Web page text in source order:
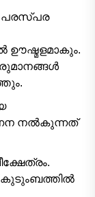
പരസ്പര
ഊഷ്മളമാകും.
നൽകുന്നത്
കുടുംബത്തിൽ